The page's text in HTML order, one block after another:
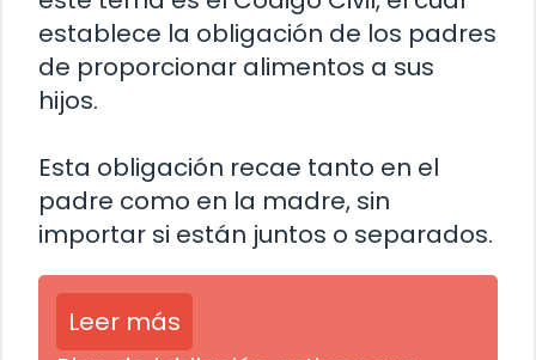
establece la obligación de los padres
de proporcionar alimentos a sus
hijos.
Esta obligación recae tanto en el
padre como en la madre, sin
importar si están juntos o separados.
Leer más